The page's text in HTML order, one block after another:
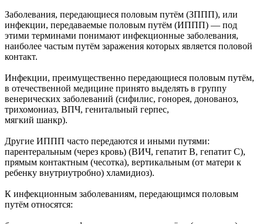
Заболевания, передающиеся половым путём (ЗППП), или
инфекции, передаваемые половым путём (ИППП) — под
этими терминами понимают инфекционные заболевания,
наиболее частым путём заражения которых является половой
контакт.
Инфекции, преимущественно передающиеся половым путём,
в отечественной медицине принято выделять в группу
венерических заболеваний (сифилис, гонорея, донованоз,
трихомониаз, ВПЧ, генитальный герпес,
мягкий шанкр).
Другие ИППП часто передаются и иными путями:
парентеральным (через кровь) (ВИЧ, гепатит B, гепатит C),
прямым контактным (чесотка), вертикальным (от матери к
ребенку внутриутробно) хламидиоз).
К инфекционным заболеваниям, передающимся половым
путём относятся: